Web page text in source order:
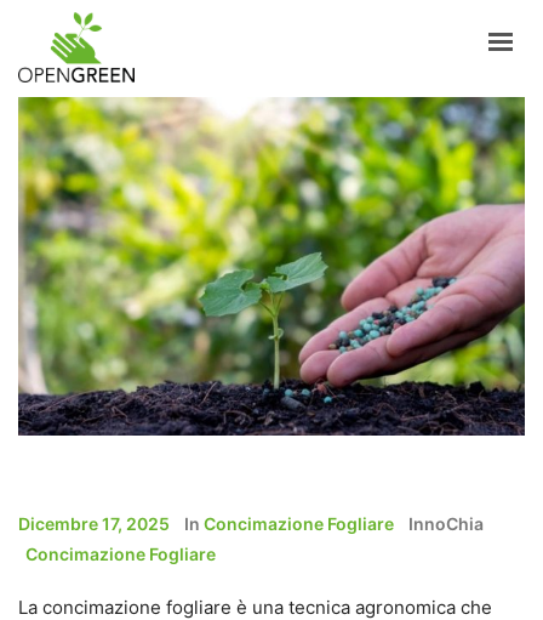
AZIENDA
INFORMAZIONI
PRODOTTI
NOTIZIE
CONTATTI
ITALIANO
LOGIN
Dicembre 17, 2025 In Concimazione Fogliare
InnoChia
Concimazione Fogliare
La concimazione fogliare è una tecnica agronomica che